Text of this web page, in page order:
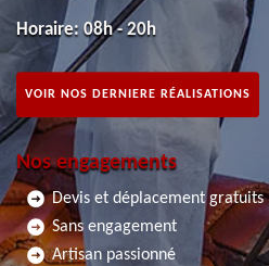
Horaire: 08h - 20h
VOIR NOS DERNIERE RÉALISATIONS
Nos engagements
Devis et déplacement gratuits
Sans engagement
Artisan passionné